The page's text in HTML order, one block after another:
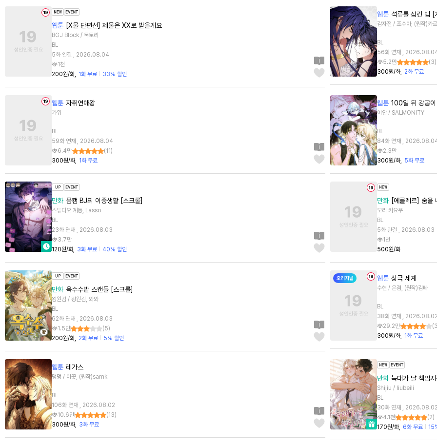
웹툰 [X물 단편선] 제물은 XX로 받을게요
BGJ Block / 묵토리
BL
5화 완결 , 2026.08.04
1천
200원/화
1화 무료 33% 할인
웹툰 석류를 삼킨 뱀 [
감자전 / 조수아, (원작)카
BL
56화 연재 ,
5.2만
(3)
300원/화
2화 무료
웹툰 자취연애왕
가위
BL
59화 연재 , 2026.08.04
6.4만
(11 )
300원/화
1화 무료
웹툰 100일 뒤 강공
이안 / SALMONITY
BL
84화 연재 ,
2.3만
300원/화
5화 무료
만화 몸캠 BJ의 이중생활 [스크롤]
스튜디오 계동, Lasso
BL
23화 연재 , 2026.08.03
3.7만
120원/화
3화 무료 40% 할인
만화 [에클레르] 숨을
모리 키요우
BL
5화 완결 , 2026.08.03
1천
500원/화
만화 옥수수밭 스캔들 [스크롤]
왕원검 / 왕원검, 와와
BL
62화 연재 , 2026.08.03
1.5만
(5)
200원/화
2화 무료 5% 할인
웹툰 상극 세계
수현 / 은겸, (원작)김빠
BL
38화 연재 , 2026.08.02
29.2만
(
300원/화
1화 무료
웹툰 레가스
댕멍 / 이끗, (원작)samk
BL
106화 연재 , 2026.08.02
10.6만
(13)
300원/화
3화 무료
만화 늑대가 날 책임
Shijiu / liubeili
BL
30화 연재 , 2026.08.02
4.1천
(2)
170원/화
6화 무료